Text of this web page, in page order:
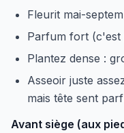
Fleurit mai-
Parfum fort (c'est
Plantez dense :
Asseoir juste
mais tête sent
Avant siège (aux